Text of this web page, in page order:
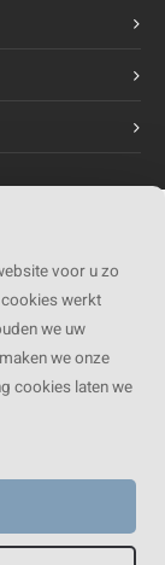
voor u zo
werkt
we uw
we onze
cookies laten we